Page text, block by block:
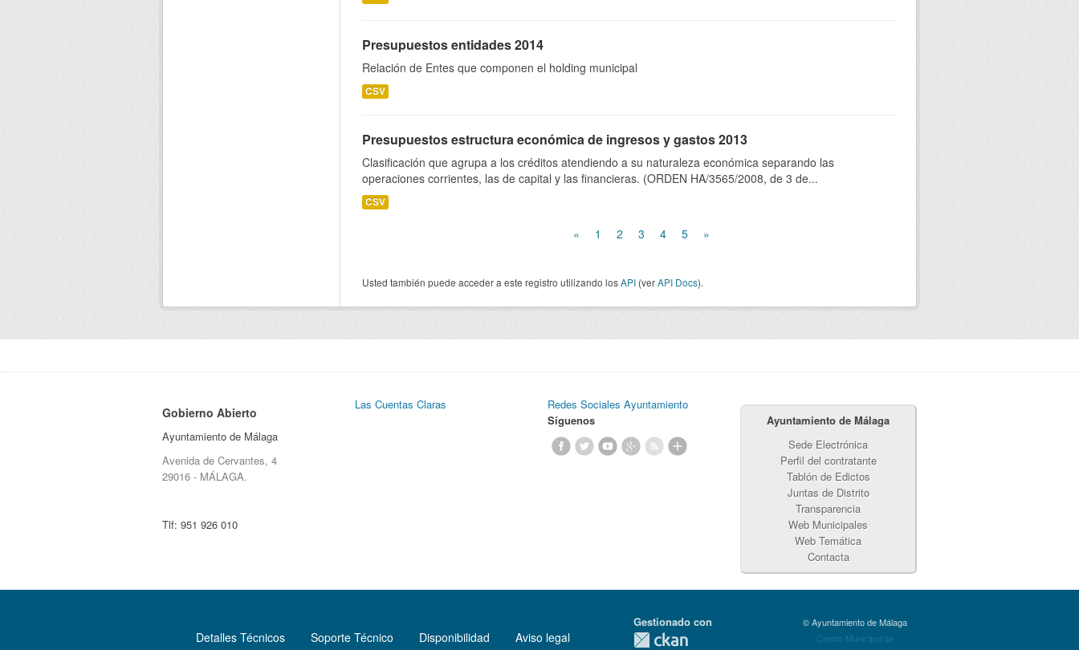
Presupuestos entidades 2014
Relación de Entes que componen el holding municipal
CSV
Presupuestos estructura económica de ingresos y gastos 2013
Clasificación que agrupa a los créditos atendiendo a su naturaleza económica separando las
operaciones corrientes, las de capital y las financieras. (ORDEN HA/3565/2008, de 3 de...
CSV
« 1 2 3 4 5 »
Usted también puede acceder a este registro utilizando losAPI (verAPI Docs).
Gobierno Abierto
Ayuntamiento de Málaga
Avenida de Cervantes, 4
29016 - MÁLAGA.
Tlf: 951 926 010
Las Cuentas Claras
Redes Sociales Ayuntamiento
Síguenos
Ayuntamiento de Málaga
Sede Electrónica
Perfil del contratante
Tablón de Edictos
Juntas de Distrito
Transparencia
Web Municipales
Web Temática
Contacta
Detalles Técnicos Soporte Técnico Disponibilidad Aviso legal
Gestionado con
© Ayuntamiento de Málaga
Centro Municipal de